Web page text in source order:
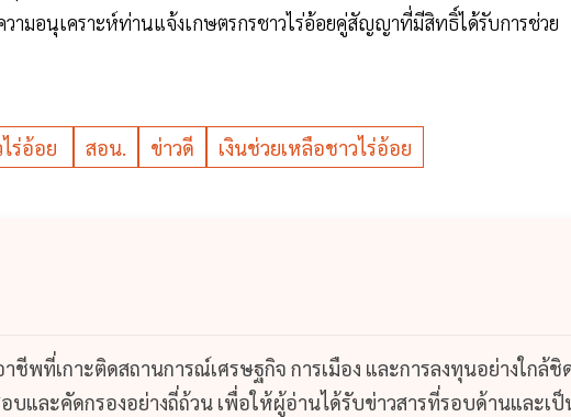
วามอนุเคราะห์ท่านแจ้งเกษตรกรชาวไร่อ้อยคู่สัญญาที่มีสิทธิ์ได้รับการช่วย
ร่อ้อย สอน. ข่าวดี เงินช่วยเหลือชาวไร่อ้อย
ชีพที่เกาะติดสถานการณ์เศรษฐกิจ การเมือง และการลงทุนอย่างใกล้ชิ
บและคัดกรองอย่างถี่ถ้วน เพื่อให้ผู้อ่านได้รับข่าวสารที่รอบด้านและเป็